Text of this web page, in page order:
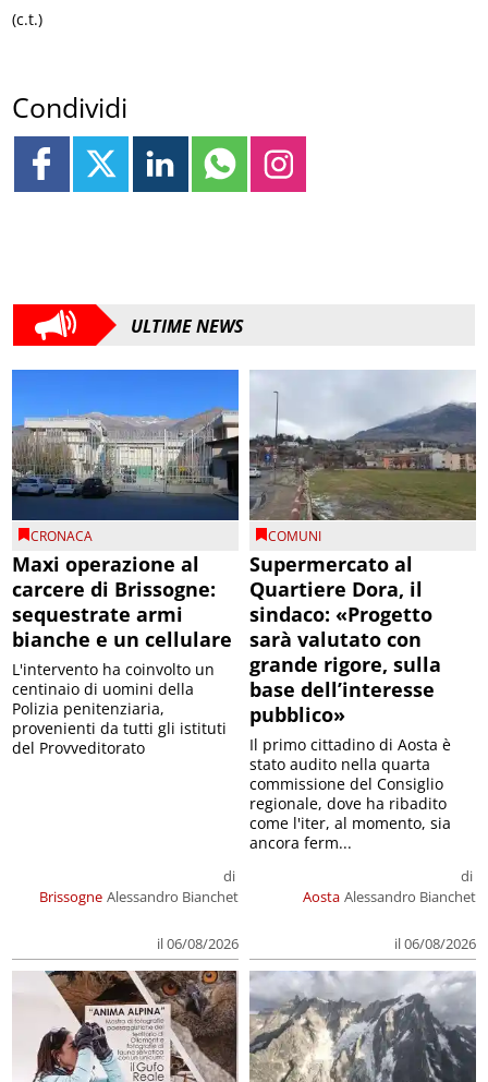
(c.t.)
Condividi
ULTIME NEWS
CRONACA
Maxi operazione al
carcere di Brissogne:
sequestrate armi
bianche e un cellulare
Brissogne
di
Alessandro Bianchet
il 06/08/2026
L'intervento ha coinvolto un
centinaio di uomini della
Polizia penitenziaria,
provenienti da tutti gli istituti
del Provveditorato
COMUNI
Supermercato al
Quartiere Dora, il
sindaco: «Progetto
sarà valutato con
grande rigore, sulla
base dell’interesse
pubblico»
Aosta
di
Alessandro Bianchet
il 06/08/2026
Il primo cittadino di Aosta è
stato audito nella quarta
commissione del Consiglio
regionale, dove ha ribadito
come l'iter, al momento, sia
ancora ferm...